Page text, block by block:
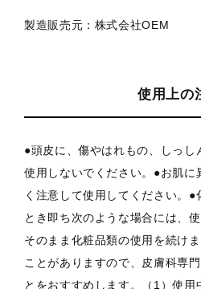
製造販売元：株式会社OEM
使用上の
●頭皮に、傷やはれもの、しっし
使用しないでください。●お肌に
く注意して使用してください。
とき即ち次のような場合には、
そのまま化粧品類の使用を続け
ことがありますので、皮膚科専
とをおすすめします。（1）使用